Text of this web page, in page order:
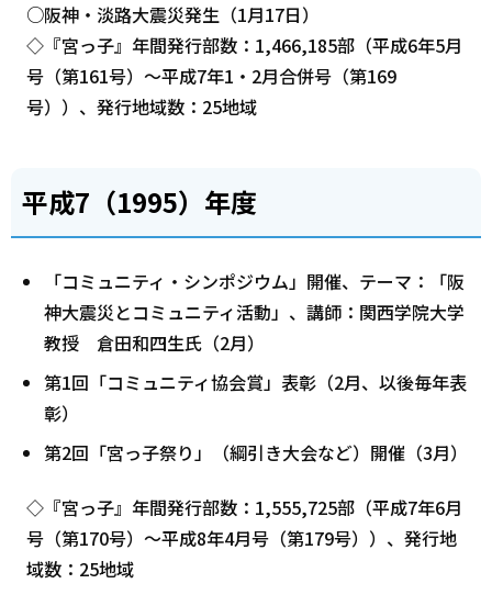
○阪神・淡路大震災発生（1月17日）
◇『宮っ子』年間発行部数：1,466,185部（平成6年5月
号（第161号）～平成7年1・2月合併号（第169
号））、発行地域数：25地域
平成7（1995）年度
「コミュニティ・シンポジウム」開催、テーマ：「阪
神大震災とコミュニティ活動」、講師：関西学院大学
教授 倉田和四生氏（2月）
第1回「コミュニティ協会賞」表彰（2月、以後毎年表
彰）
第2回「宮っ子祭り」（綱引き大会など）開催（3月）
◇『宮っ子』年間発行部数：1,555,725部（平成7年6月
号（第170号）～平成8年4月号（第179号））、発行地
域数：25地域